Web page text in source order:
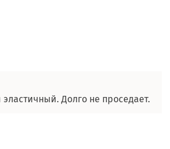
Долго не проседает.